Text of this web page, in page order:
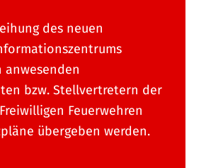
des neuen
bzw. Stellvertretern der
Feuerwehren
übergeben werden.